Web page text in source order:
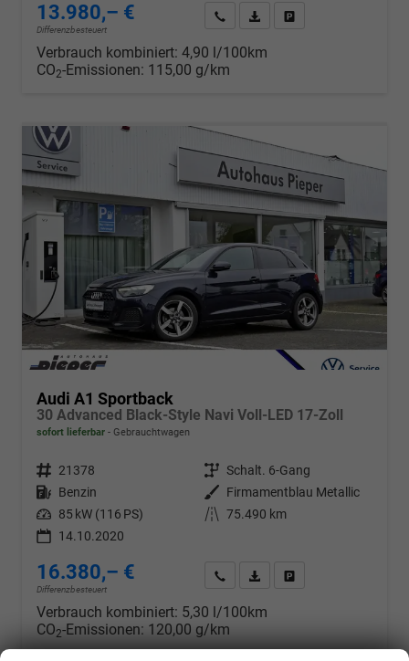
13.980,– €
Differenzbesteuert
Wir rufen Sie anPDF-Datei, Fahrzeugexposé
Verbrauch kombiniert: 4,90 l/100km
CO2-Emissionen: 115,00 g/km
Audi A1 Sportback
30 Advanced Black-Style Navi Voll-LED 17-Zoll
sofort lieferbar Gebrauchtwagen
Fahrzeugnr. 21378 Getriebe Schalt. 6-Gang
Kraftstoff Benzin Außenfarbe
Firmamentblau Metallic
Leistung 85 kW (116 PS) Kilometerstand 75.490 km
14.10.2020
16.380,– €
Differenzbesteuert
Wir rufen Sie anPDF-Datei, Fahrzeugexposé
Verbrauch kombiniert: 5,30 l/100km
CO2-Emissionen: 120,00 g/km